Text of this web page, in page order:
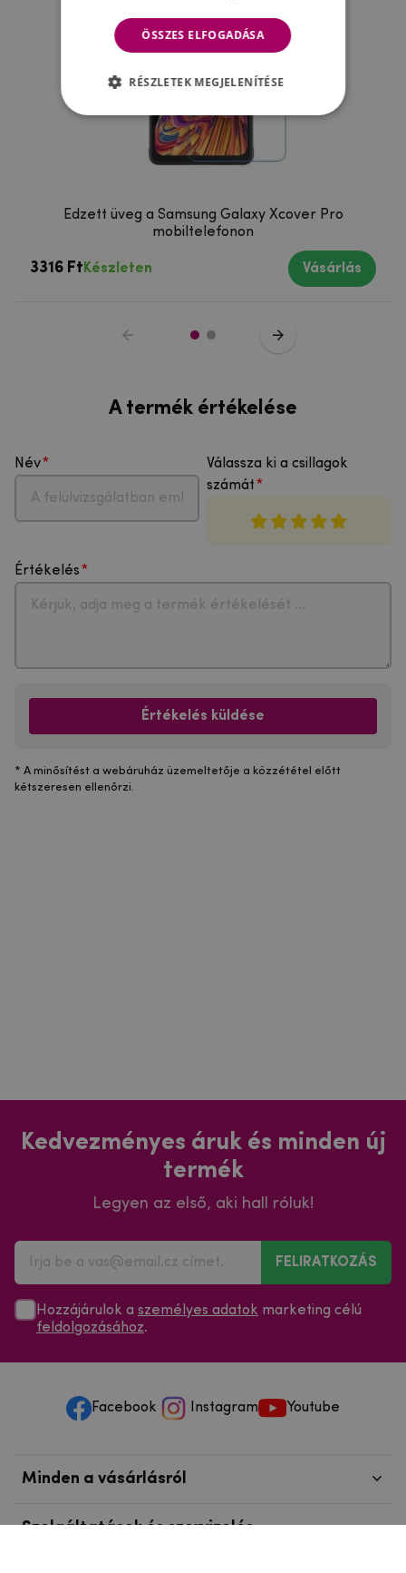
Edzett üveg a Samsung Galaxy Xcover Pro
mobiltelefonon
3316 Ft Készleten Vásárlás
A termék értékelése
Név
Válassza ki a csillagok
számát
Értékelés
Értékelés küldése
* A minősítést a webáruház üzemeltetője a közzététel előtt
kétszeresen ellenőrzi.
Kedvezményes áruk és minden új
termék
Legyen az első, aki hall róluk!
FELIRATKOZÁS
Hozzájárulok a személyes adatok marketing célú
feldolgozásához.
Facebook Instagram Youtube
Minden a vásárlásról
Szolgáltatások és szervizelés
ÖSSZES ELFOGADÁSA
RÉSZLETEK MEGJELENÍTÉSE